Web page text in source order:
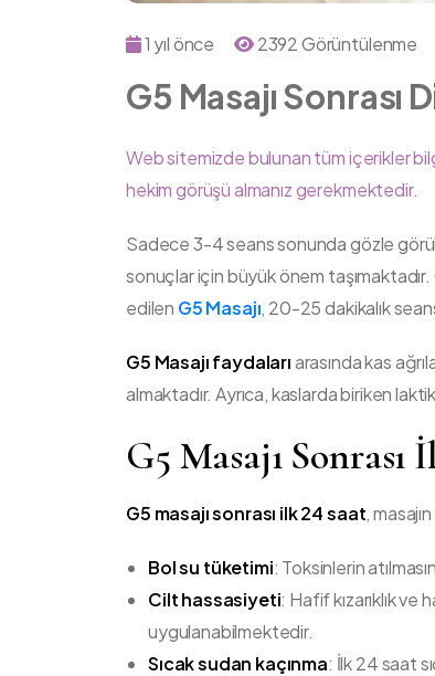
1 yıl önce 2392 Görüntülenme
G5 Masajı
Web sitemizde bulunan tüm içerikler
hekim görüşü almanız gerekmektedir.
Sadece 3-4 seans sonunda gözle
sonuçlar için büyük önem
edilen G5 Masajı, 20-25 dakikalık
G5 Masajı faydalarıarasında kas
almaktadır. Ayrıca, kaslarda biriken laktik
G5 Masajı Sonrası
G5 masajı sonrası ilk 24 saat,
Bol su tüketimi: Toksinlerin
Cilt hassasiyeti: Hafif kızarıklık
uygulanabilmektedir.
Sıcak sudan kaçınma: İlk 24 saat